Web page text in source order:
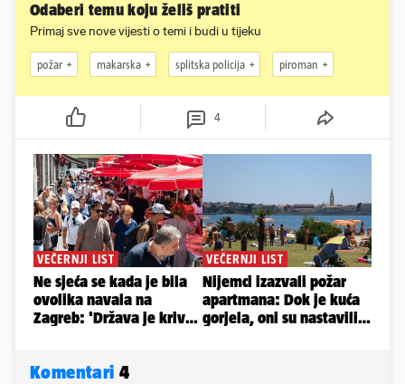
Odaberi temu koju želiš pratiti
Primaj sve nove vijesti o temi i budi u tijeku
požar makarska splitska policija piroman
4
Komentari 4